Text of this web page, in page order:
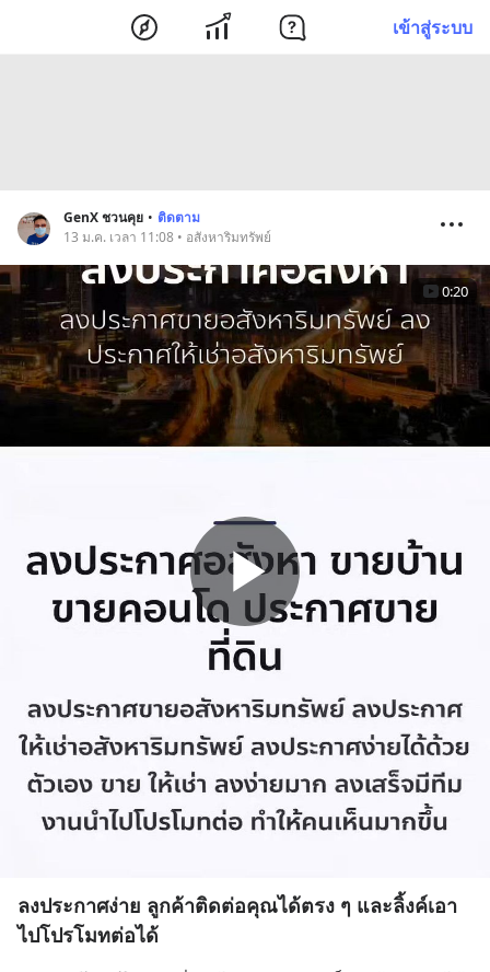
เข้าสู่ระบบ
GenX ชวนคุย • ติดตาม
13 ม.ค. เวลา 11:08 • อสังหาริมทรัพย์
0:20
ลงประกาศง่าย ลูกค้าติดต่อคุณได้ตรง ๆ และลิ้งค์เอา
ไปโปรโมทต่อได้